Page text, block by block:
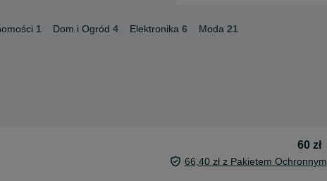
1 Dom i Ogród 4 Elektronika 6 Moda 21
60 zł
66,40 zł z Pakietem Ochronnym